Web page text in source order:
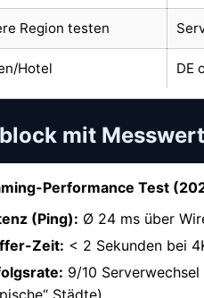
Region testen
Hotel DE
mit
Performance Test
(Ping): Ø 24 ms über
Zeit: < 2 Sekunden bei
9/10
Städte).